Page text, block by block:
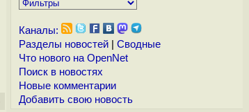
Каналы:
Разделы новостей| Сводные
Что нового на OpenNet
Поиск в новостях
Новые комментарии
Добавить свою новость